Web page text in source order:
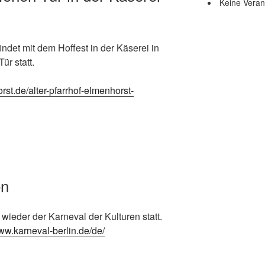
mit dem Hoffest in der Käserei in
statt.
alter-pfarrhof-elmenhorst-
der Karneval der Kulturen statt.
berlin.de/de/